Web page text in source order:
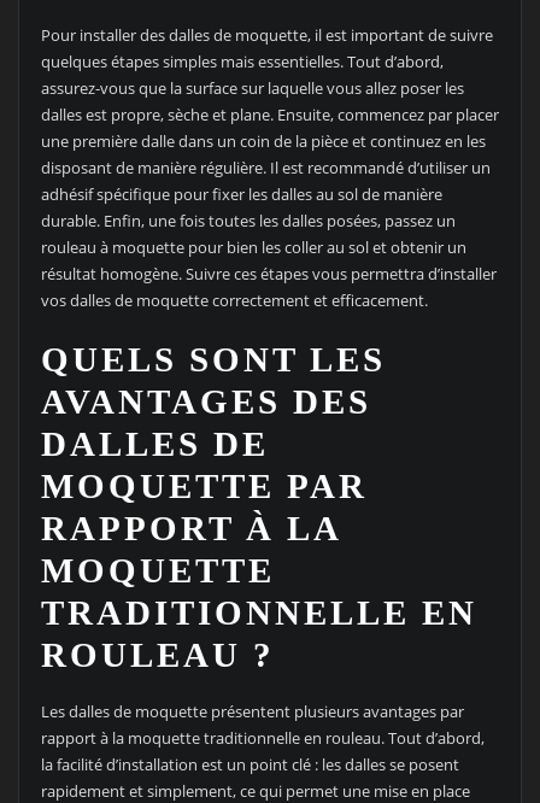
Pour installer des dalles de moquette, il est important de suivre
quelques étapes simples mais essentielles. Tout d’abord,
assurez-vous que la surface sur laquelle vous allez poser les
dalles est propre, sèche et plane. Ensuite, commencez par placer
une première dalle dans un coin de la pièce et continuez en les
disposant de manière régulière. Il est recommandé d’utiliser un
adhésif spécifique pour fixer les dalles au sol de manière
durable. Enfin, une fois toutes les dalles posées, passez un
rouleau à moquette pour bien les coller au sol et obtenir un
résultat homogène. Suivre ces étapes vous permettra d’installer
vos dalles de moquette correctement et efficacement.
QUELS SONT LES
AVANTAGES DES
DALLES DE
MOQUETTE PAR
RAPPORT À LA
MOQUETTE
TRADITIONNELLE EN
ROULEAU ?
Les dalles de moquette présentent plusieurs avantages par
rapport à la moquette traditionnelle en rouleau. Tout d’abord,
la facilité d’installation est un point clé : les dalles se posent
rapidement et simplement, ce qui permet une mise en place